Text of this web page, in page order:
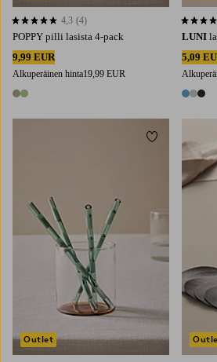
POPPY pilli lasista 4-pack
9,99 EUR
Alkuperäinen hinta19,99 EUR
2 värejä
4,3 perustuen 4 arvosanaan
4,3 (4)
LUNI
5,09
3 värejä
3,8
Outlet
Lisää